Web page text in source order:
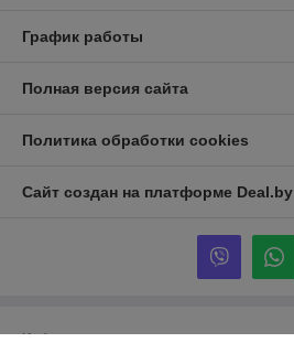
График работы
Полная версия сайта
Политика обработки cookies
Сайт создан на платформе Deal.by
Информация для покупателя